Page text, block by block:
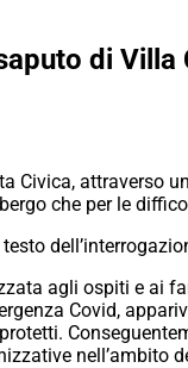
di
Civica, attraverso
che per le
agli ospiti e ai
Covid,
nell’ambito